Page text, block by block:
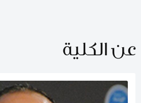
عن الكلية